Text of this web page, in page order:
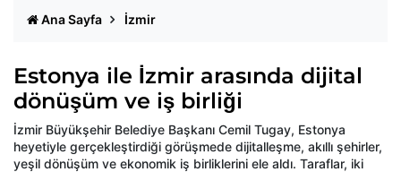
Ana Sayfa İzmir
Estonya ile İzmir arasında dijital
dönüşüm ve iş birliği
İzmir Büyükşehir Belediye Başkanı Cemil Tugay, Estonya
heyetiyle gerçekleştirdiği görüşmede dijitalleşme, akıllı şehirler,
yeşil dönüşüm ve ekonomik iş birliklerini ele aldı. Taraflar, iki